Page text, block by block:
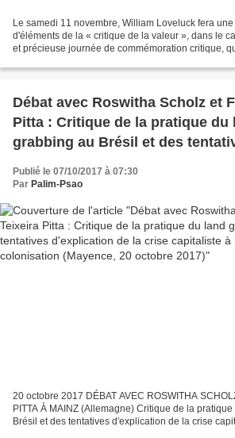
Le samedi 11 novembre, William Loveluck fera
d'éléments de la « critique de la valeur », dans le
et précieuse journée de commémoration critique,
Débat avec Roswitha Scholz et
Pitta : Critique de la pratique du
grabbing au Brésil et des
théories de la colonisation
Publié le 07/10/2017 à 07:30
Par Palim-Psao
20 octobre 2017 DÉBAT AVEC ROSWITHA
PITTA À MAINZ (Allemagne) Critique de la
Brésil et des tentatives d'explication de la crise